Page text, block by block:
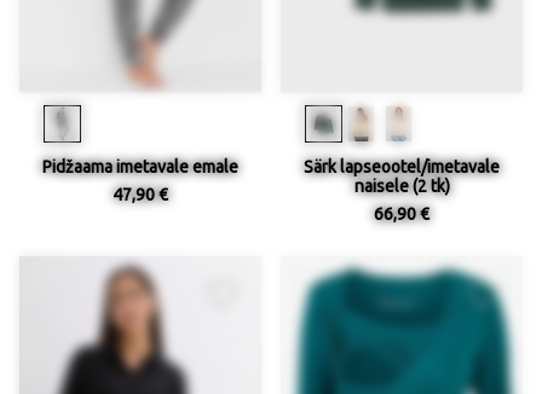
Pidžaama imetavale emale
47,90 €
Särk lapseootel/imetavale
naisele (2 tk)
66,90 €